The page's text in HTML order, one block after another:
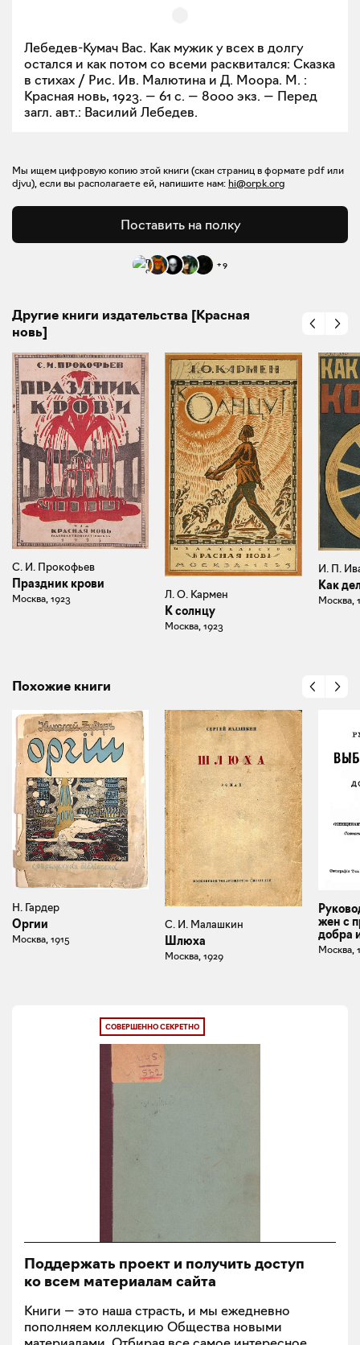
Лебедев-Кумач Вас. Как мужик у всех в долгу
остался и как потом со всеми расквитался: Сказка
в стихах / Рис. Ив. Малютина и Д. Моора. М. :
Красная новь, 1923. — 61 с. — 8000 экз. — Перед
загл. авт.: Василий Лебедев.
Мы ищем цифровую копию этой книги (скан страниц в формате pdf или
djvu), если вы располагаете ей, напишите нам: hi@orpk.org
Поставить на полку
+9
Другие книги издательства [Красная
новь]
С. И. Прокофьев
Праздник крови
Москва, 1923 Л. О. Кармен
К солнцу
Москва, 1923
И. П.
Как
Москва,
Похожие книги
Н. Гардер
Оргии
Москва, 1915
С. И. Малашкин
Шлюха
Москва, 1929
жен с
добра
Москва,
СОВЕРШЕННО СЕКРЕТНО
Поддержать проект и получить доступ
ко всем материалам сайта
Книги — это наша страсть, и мы ежедневно
пополняем коллекцию Общества новыми